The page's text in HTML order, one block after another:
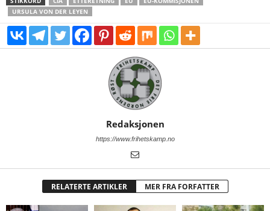
URSULA VON DER LEYEN
Redaksjonen
https://www.frihetskamp.no
RELATERTE ARTIKLER MER FRA FORFATTER